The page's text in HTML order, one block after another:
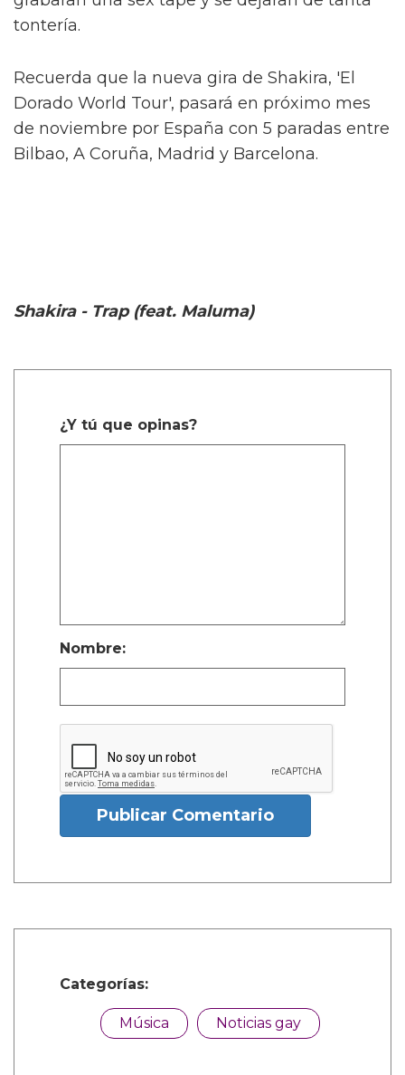
tontería.
Recuerda que la nueva gira de Shakira, 'El
Dorado World Tour', pasará en próximo mes
de noviembre por España con 5 paradas entre
Bilbao, A Coruña, Madrid y Barcelona.
Shakira - Trap (feat. Maluma)
¿Y tú que opinas?
Nombre:
Publicar Comentario
Categorías:
Música Noticias gay